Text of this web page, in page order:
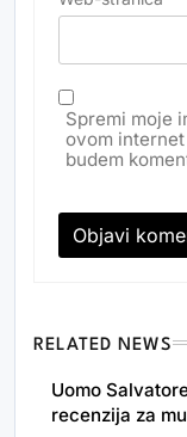
Spremi moje
ovom
budem
RELATED NEWS
Uomo
recenzija za